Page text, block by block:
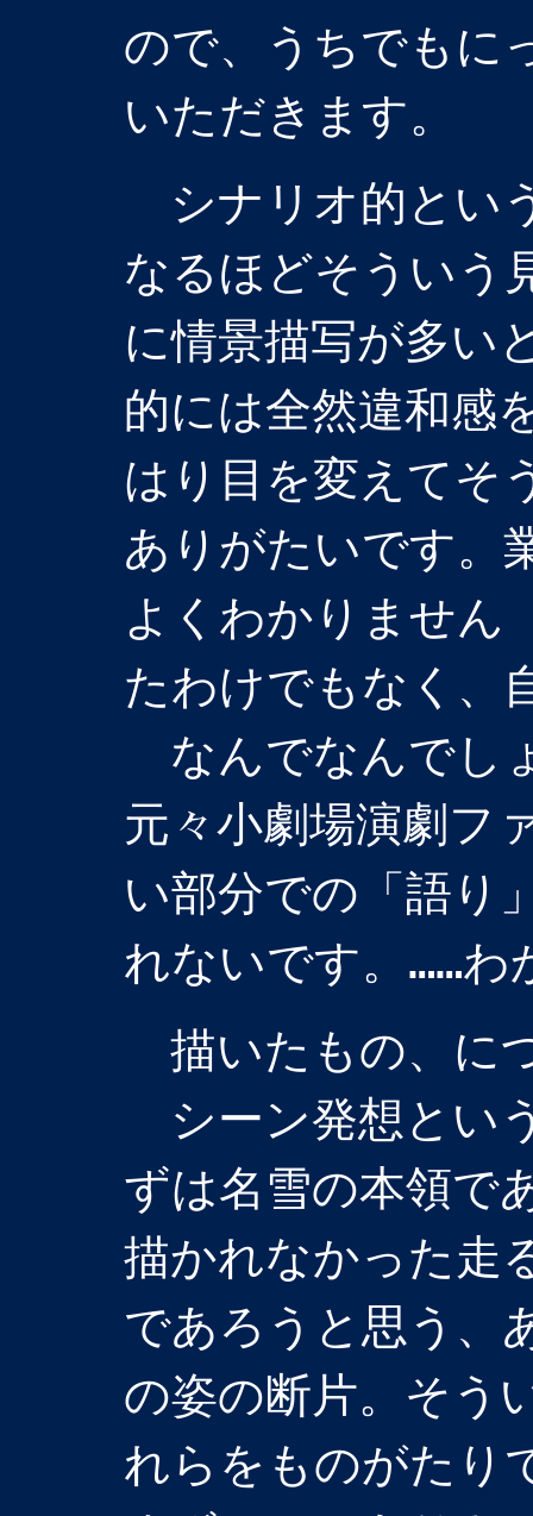
ので、うちでもに
いただきます。
シナリオ的とい
なるほどそういう
に情景描写が多い
的には全然違和感
はり目を変えてそ
ありがたいです。
よくわかりませ
たわけでもなく、
なんでなんでし
元々小劇場演劇フ
い部分での「語り
れないです。……わ
描いたもの、に
シーン発想とい
ずは名雪の本領で
描かれなかった走
であろうと思う、
の姿の断片。そう
れらをものがたり